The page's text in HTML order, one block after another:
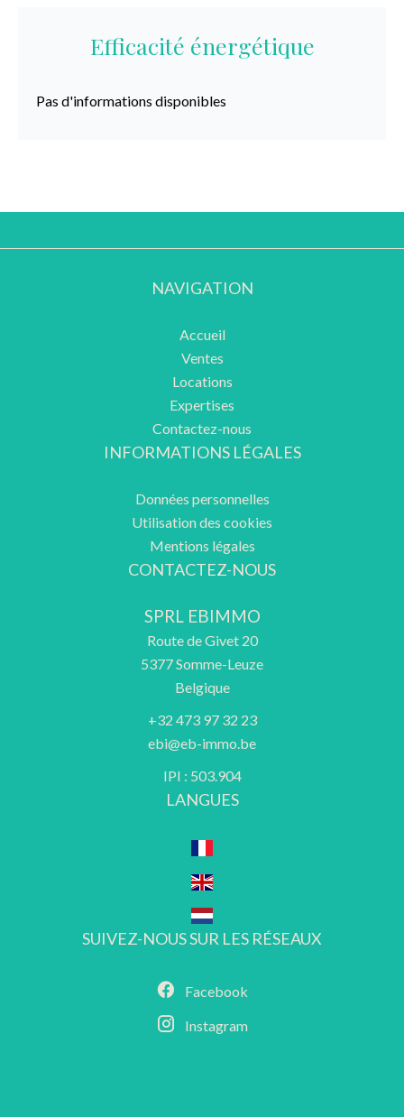
Efficacité énergétique
Pas d'informations disponibles
NAVIGATION
Accueil
Ventes
Locations
Expertises
Contactez-nous
INFORMATIONS LÉGALES
Données personnelles
Utilisation des cookies
Mentions légales
CONTACTEZ-NOUS
SPRL EBIMMO
Route de Givet 20
5377Somme-Leuze
Belgique
+32 473 97 32 23
ebi@eb-immo.be
IPI : 503.904
LANGUES
SUIVEZ-NOUS SUR LES RÉSEAUX
Facebook
Instagram